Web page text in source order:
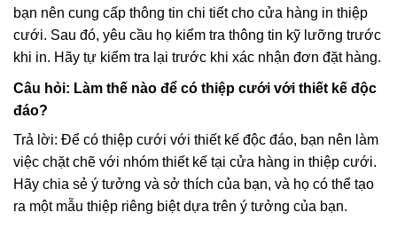
bạn nên cung cấp thông tin chi tiết cho cửa hàng in thiệp
cưới. Sau đó, yêu cầu họ kiểm tra thông tin kỹ lưỡng trước
khi in. Hãy tự kiểm tra lại trước khi xác nhận đơn đặt hàng.
Câu hỏi: Làm thế nào để có thiệp cưới với thiết kế độc
đáo?
Trả lời: Để có thiệp cưới với thiết kế độc đáo, bạn nên làm
việc chặt chẽ với nhóm thiết kế tại cửa hàng in thiệp cưới.
Hãy chia sẻ ý tưởng và sở thích của bạn, và họ có thể tạo
ra một mẫu thiệp riêng biệt dựa trên ý tưởng của bạn.